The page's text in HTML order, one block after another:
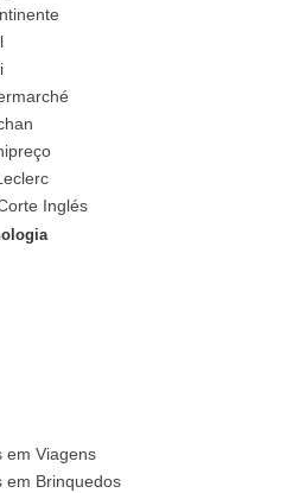
Inglés
em Viagens
em Brinquedos